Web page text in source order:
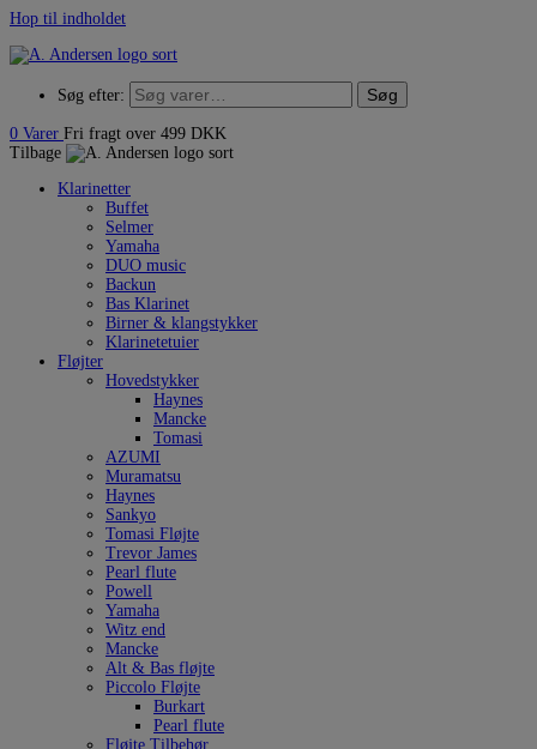
Hop til indholdet
Søg efter: Søg
0 Varer Fri fragt over 499 DKK
Tilbage
Klarinetter
Buffet
Selmer
Yamaha
DUO music
Backun
Bas Klarinet
Birner & klangstykker
Klarinetetuier
Fløjter
Hovedstykker
Haynes
Mancke
Tomasi
AZUMI
Muramatsu
Haynes
Sankyo
Tomasi Fløjte
Trevor James
Pearl flute
Powell
Yamaha
Witz end
Mancke
Alt & Bas fløjte
Piccolo Fløjte
Burkart
Pearl flute
Fløjte Tilbehør